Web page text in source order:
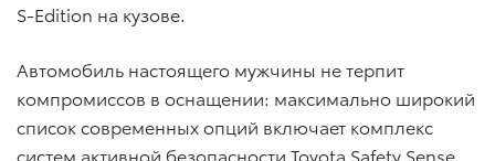
S-Edition на кузове.
Автомобиль настоящего мужчины не терпит
компромиссов в оснащении: максимально широкий
список современных опций включает комплекс
систем активной безопасности Toyota Safety Sense